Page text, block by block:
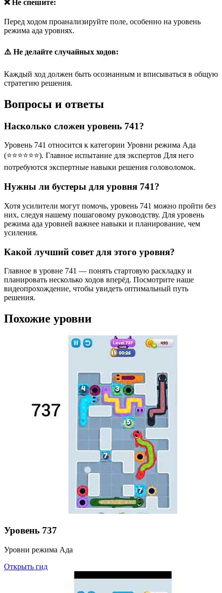
❌ Не спешите:
Перед ходом проанализируйте поле, особенно на уровень
режима ада уровнях.
⚠️ Не делайте случайных ходов:
Каждый ход должен быть осознанным и вписываться в общую
стратегию решения.
Вопросы и ответы
Насколько сложен уровень 741?
Уровень 741 относится к категории Уровни режима Ада
(⭐⭐⭐⭐⭐⭐). Главное испытание для экспертов Для него
потребуются экспертные навыки решения головоломок.
Нужны ли бустеры для уровня 741?
Хотя усилители могут помочь, уровень 741 можно пройти без
них, следуя нашему пошаговому руководству. Для уровень
режима ада уровней важнее навыки и планирование, чем
усиления.
Какой лучший совет для этого уровня?
Главное в уровне 741 — понять стартовую раскладку и
планировать несколько ходов вперёд. Посмотрите наше
видеопрохождение, чтобы увидеть оптимальный путь
решения.
Похожие уровни
Уровень 737
Уровни режима Ада
Открыть гид